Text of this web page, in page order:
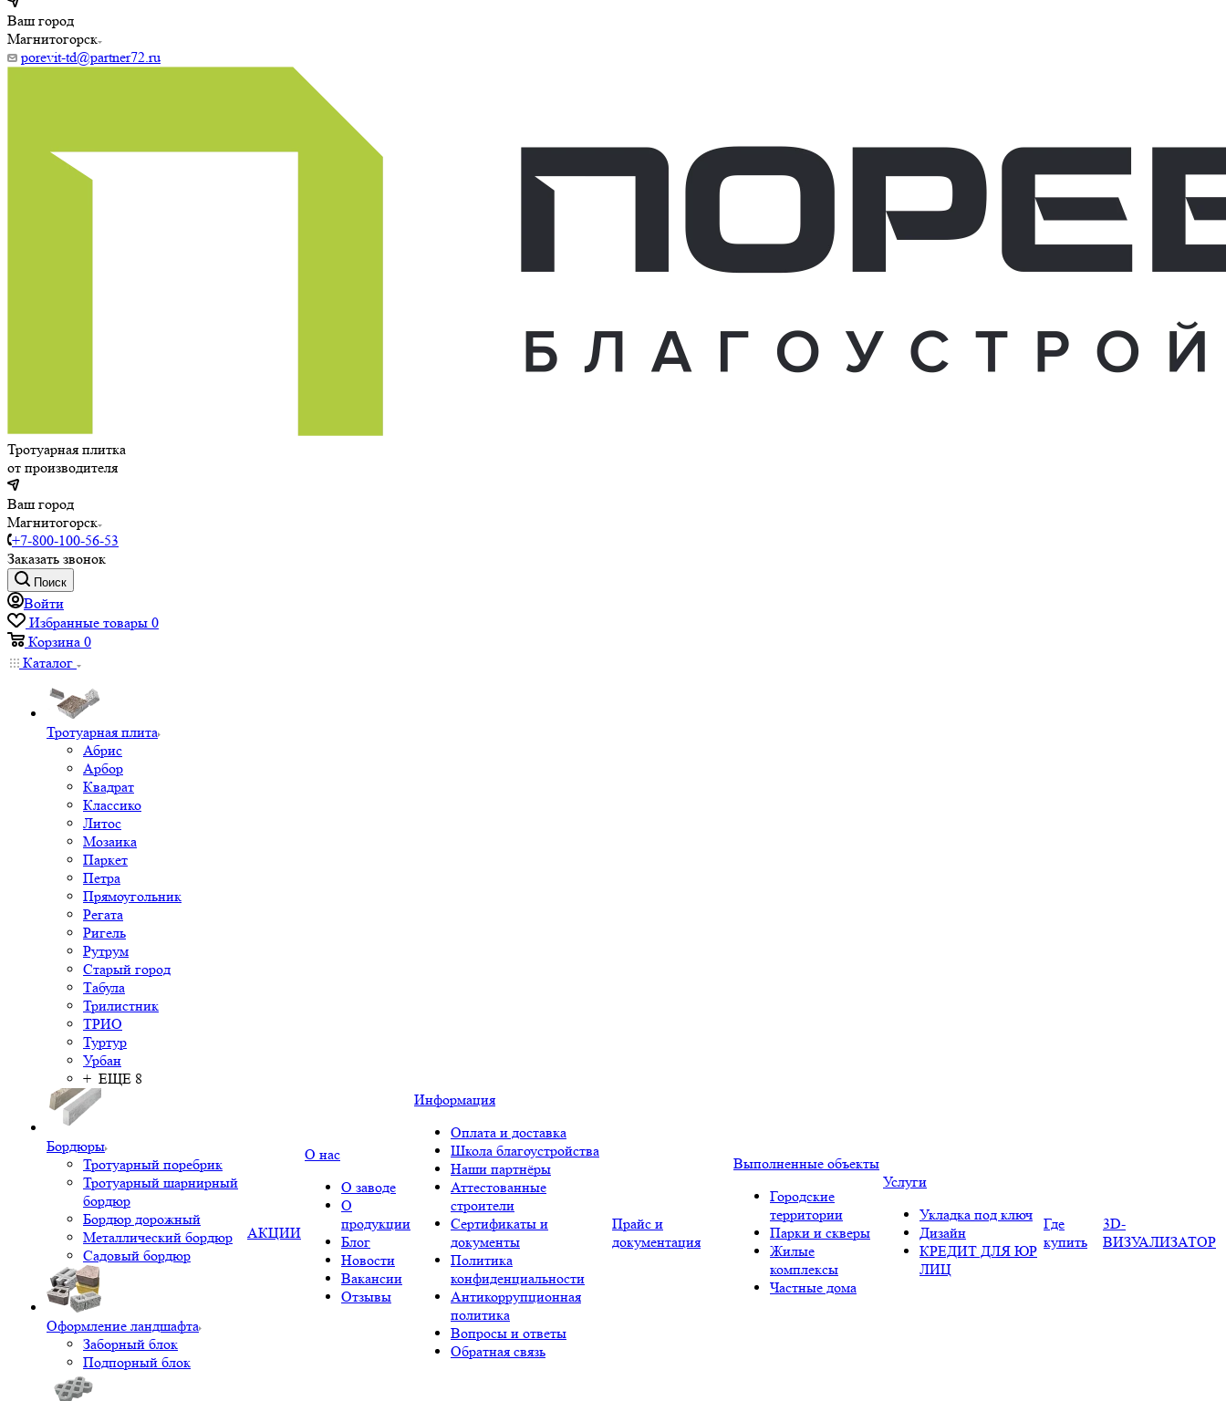
Ваш город
Магнитогорск
porevit-td@partner72.ru
Тротуарная плитка
от производителя
Ваш город
Магнитогорск
+7-800-100-56-53
Заказать звонок
Поиск
Войти
Избранные товары 0
Корзина 0
Каталог
Тротуарная плита
Абрис
Арбор
Квадрат
Классико
Литос
Мозаика
Паркет
Петра
Прямоугольник
Регата
Ригель
Рутрум
Старый город
Табула
Трилистник
ТРИО
Туртур
Урбан
+ ЕЩЕ 8
Бордюры
Тротуарный поребрик
Тротуарный шарнирный
бордюр
Бордюр дорожный
Металлический бордюр
Садовый бордюр
Оформление ландшафта
Заборный блок
Подпорный блок
АКЦИИ
О нас
О заводе
О
продукции
Блог
Новости
Вакансии
Отзывы
Информация
Оплата и доставка
Школа благоустройства
Наши партнёры
Аттестованные
строители
Сертификаты и
документы
Политика
конфиденциальности
Антикоррупционная
политика
Вопросы и ответы
Обратная связь
Прайс и
документация
Выполненные объекты
Городские
территории
Парки и скверы
Жилые
комплексы
Частные дома
Услуги
Укладка под ключ
Дизайн
КРЕДИТ ДЛЯ ЮР
ЛИЦ
Где
купить
3D-
ВИЗУАЛИЗАТОР